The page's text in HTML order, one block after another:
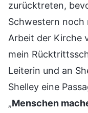
zurücktreten,
Schwestern noch
Arbeit der Kirche
mein
Leiterin und an
Shelley eine
„Menschen